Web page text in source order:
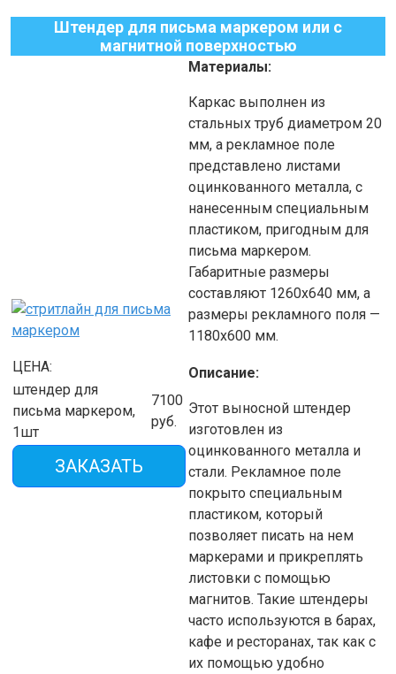
Штендер для письма маркером или с
магнитной поверхностью
ЦЕНА:
штендер для
письма маркером,
1шт
7100
руб.
ЗАКАЗАТЬ
Материалы:
Каркас выполнен из
стальных труб диаметром 20
мм, а рекламное поле
представлено листами
оцинкованного металла, с
нанесенным специальным
пластиком, пригодным для
письма маркером.
Габаритные размеры
составляют 1260х640 мм, а
размеры рекламного поля —
1180х600 мм.
Описание:
Этот выносной штендер
изготовлен из
оцинкованного металла и
стали. Рекламное поле
покрыто специальным
пластиком, который
позволяет писать на нем
маркерами и прикреплять
листовки с помощью
магнитов. Такие штендеры
часто используются в барах,
кафе и ресторанах, так как с
их помощью удобно